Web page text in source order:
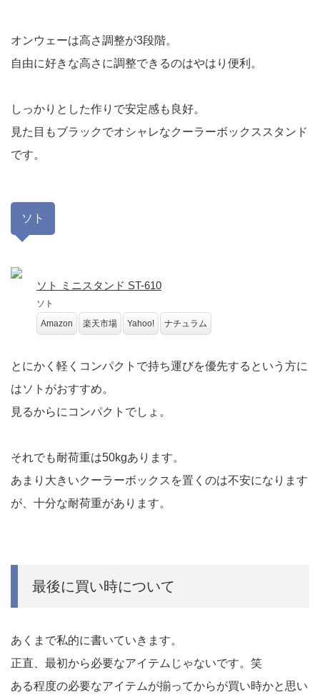
オンウェーは高さ調整が3段階。
自由に好きな高さに調整できるのはやはり便利。
しっかりとした作りで安定感も良好。
見た目もブラックでオシャレなクーラーボックススタンド
です。
ソト
ソト ミニスタンド ST-610
ソト
Amazon
楽天市場 Yahoo! ナチュラム
とにかく軽くコンパクトで持ち運びを優先するという方に
はソトがおすすめ。
見るからにコンパクトでしょ。
それでも耐荷重は50kgあります。
あまり大きいクーラーボックスを置くのは不安になります
が、十分な耐荷重があります。
最後に買い時について
あくまで私的に書いていきます。
正直、最初から必要なアイテムじゃないです。笑
ある程度の必要なアイテムが揃ってからが買い時かと思い